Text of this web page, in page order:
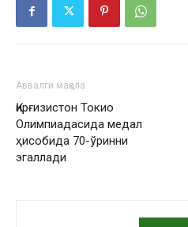
Аввалги мақола
Қирғизистон Токио
Олимпиадасида медал
ҳисобида 70-ўринни
эгаллади